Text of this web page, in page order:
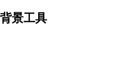
景工具